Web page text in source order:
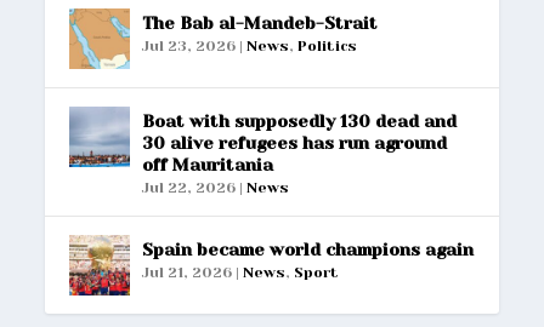
The Bab al-Mandeb-Strait
Jul 23, 2026 |News,Politics
Boat with supposedly 130 dead and
30 alive refugees has run aground
off Mauritania
Jul 22, 2026 |News
Spain became world champions again
Jul 21, 2026 |News, Sport